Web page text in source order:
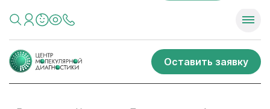
Оставить заявку